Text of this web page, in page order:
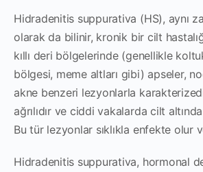
Hidradenitis suppurativa (HS), aynı
olarak da bilinir, kronik bir cilt
kıllı deri bölgelerinde (genellikle
bölgesi, meme altları gibi) apseler,
akne benzeri lezyonlarla
ağrılıdır ve ciddi vakalarda cilt
Bu tür lezyonlar sıklıkla enfekte olur
Hidradenitis suppurativa, hormonal